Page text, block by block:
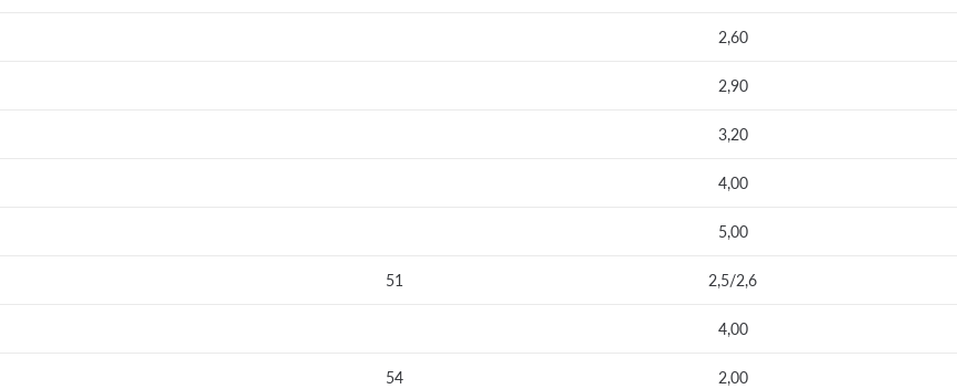
2,60
2,90
3,20
4,00
5,00
51 2,5/2,6
4,00
54 2,00